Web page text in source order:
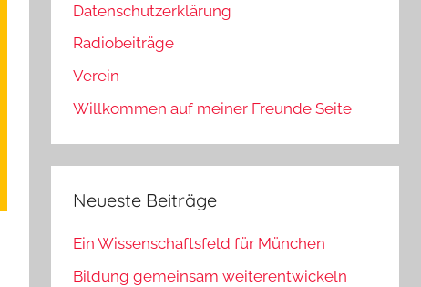
Datenschutzerklärung
Radiobeiträge
Verein
Willkommen auf meiner Freunde Seite
Neueste Beiträge
Ein Wissenschaftsfeld für München
Bildung gemeinsam weiterentwickeln